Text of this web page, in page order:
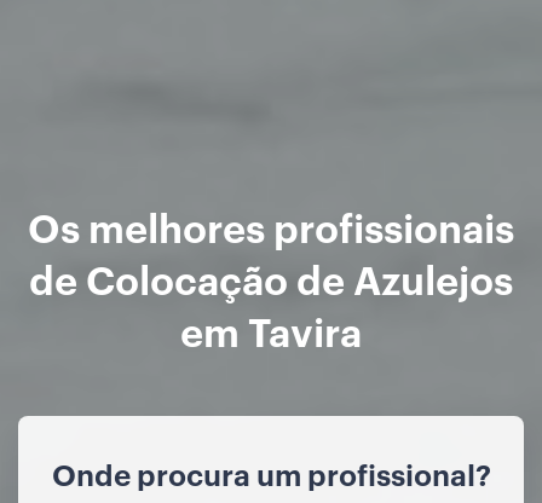
Os melhores profissionais
de Colocação de Azulejos
em Tavira
Onde procura um profissional?